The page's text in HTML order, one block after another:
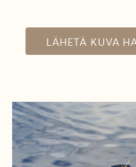
LÄHETÄ KUVA